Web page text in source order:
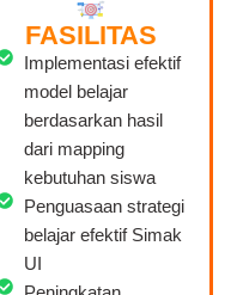
FASILITAS
Implementasi efektif
model belajar
berdasarkan hasil
dari mapping
kebutuhan siswa
Penguasaan strategi
belajar efektif Simak
UI